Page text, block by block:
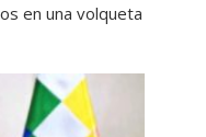
en una volqueta